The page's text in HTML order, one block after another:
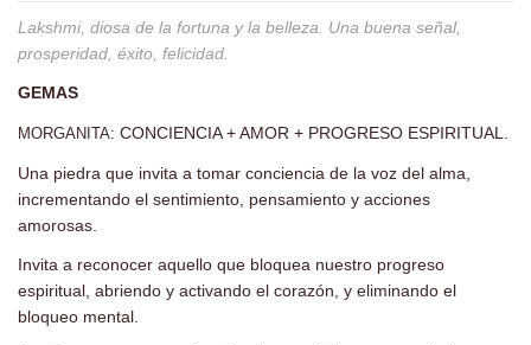
Lakshmi, diosa de la fortuna y la belleza. Una buena señal,
prosperidad, éxito, felicidad.
GEMAS
MORGANITA: CONCIENCIA + AMOR + PROGRESO ESPIRITUAL.
Una piedra que invita a tomar conciencia de la voz del alma,
incrementando el sentimiento, pensamiento y acciones
amorosas.
Invita a reconocer aquello que bloquea nuestro progreso
espiritual, abriendo y activando el corazón, y eliminando el
bloqueo mental.